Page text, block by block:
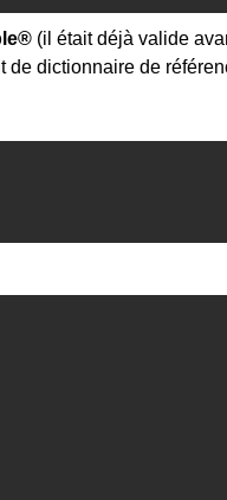
(il était déjà valide
de dictionnaire de